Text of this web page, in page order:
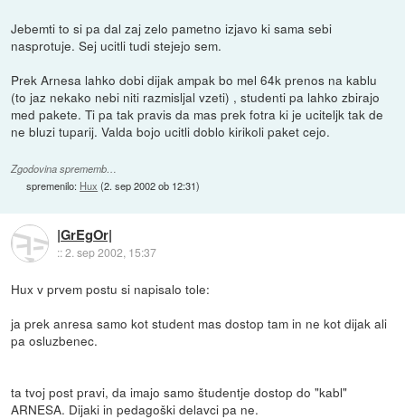
Jebemti to si pa dal zaj zelo pametno izjavo ki sama sebi
nasprotuje. Sej ucitli tudi stejejo sem.
Prek Arnesa lahko dobi dijak ampak bo mel 64k prenos na kablu
(to jaz nekako nebi niti razmisljal vzeti) , studenti pa lahko zbirajo
med pakete. Ti pa tak pravis da mas prek fotra ki je uciteljk tak de
ne bluzi tuparij. Valda bojo ucitli doblo kirikoli paket cejo.
Zgodovina sprememb…
spremenilo: Hux (2. sep 2002 ob 12:31)
|GrEgOr|
::2. sep 2002, 15:37
Hux v prvem postu si napisalo tole:
ja prek anresa samo kot student mas dostop tam in ne kot dijak ali
pa osluzbenec.
ta tvoj post pravi, da imajo samo študentje dostop do "kabl"
ARNESA. Dijaki in pedagoški delavci pa ne.